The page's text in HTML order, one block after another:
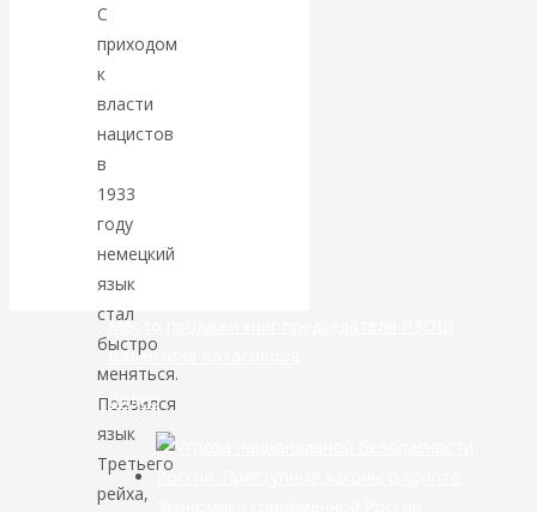
считает, что
кризис в
банковской
сфере России
уже начался
С
приходом
к
власти
нацистов
в
1933
году
немецкий
язык
стал
быстро
меняться.
Появился
язык
Третьего
рейха,
Место продажи книг председателя РЭОШ
Валентина Катасонова
Видео